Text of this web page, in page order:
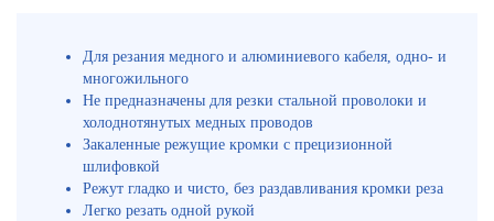
Для резания медного и алюминиевого кабеля, одно- и
многожильного
Не предназначены для резки стальной проволоки и
холоднотянутых медных проводов
Закаленные режущие кромки с прецизионной
шлифовкой
Режут гладко и чисто, без раздавливания кромки реза
Легко резать одной рукой